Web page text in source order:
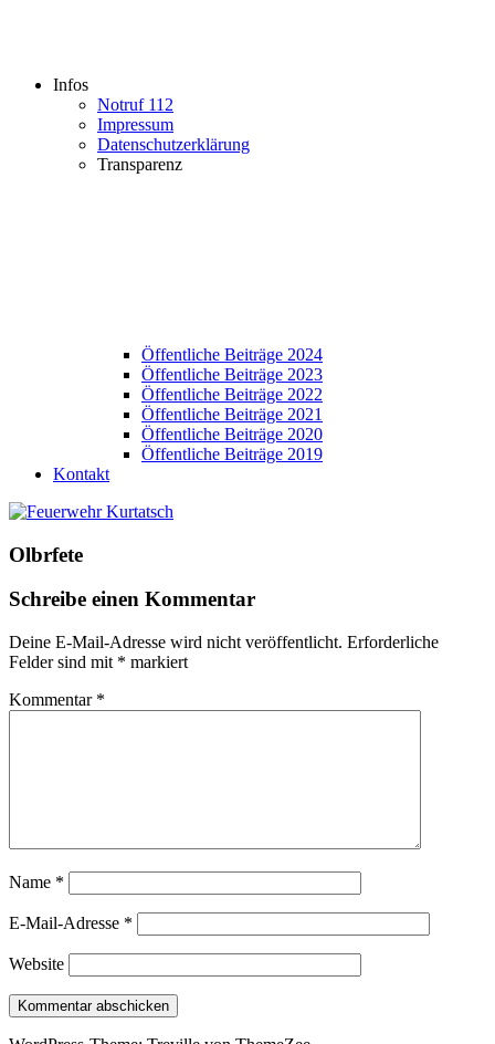
Infos
Notruf 112
Impressum
Datenschutzerklärung
Transparenz
Öffentliche Beiträge 2024
Öffentliche Beiträge 2023
Öffentliche Beiträge 2022
Öffentliche Beiträge 2021
Öffentliche Beiträge 2020
Öffentliche Beiträge 2019
Kontakt
Olbrfete
Schreibe einen Kommentar
Deine E-Mail-Adresse wird nicht veröffentlicht. Erforderliche
Felder sind mit * markiert
Kommentar *
Name *
E-Mail-Adresse *
Website